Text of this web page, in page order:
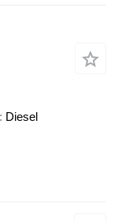
Diesel